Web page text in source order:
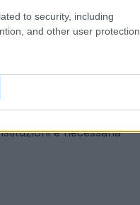
to security, including
and other user protection.
per soddisfare le
è necessaria